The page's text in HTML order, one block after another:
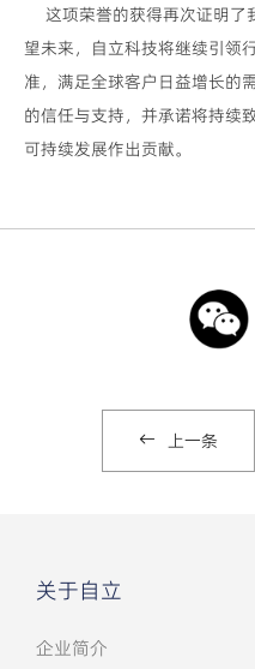
这项荣誉的获得再次证明了
望未来，自立科技将继续引领
准，满足全球客户日益增长的
的信任与支持，并承诺将持续
可持续发展作出贡献。
上一条
关于自立
企业简介